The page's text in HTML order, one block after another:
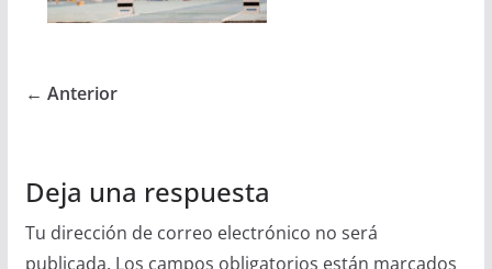
← Anterior
Deja una respuesta
Tu dirección de correo electrónico no será
publicada. Los campos obligatorios están marcados